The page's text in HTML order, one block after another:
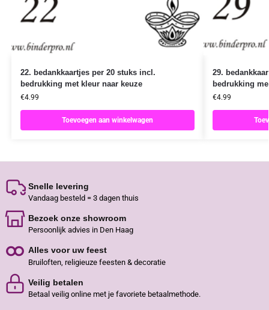
22. bedankkaartjes per 20 stuks incl.
bedrukking met kleur naar keuze
€4.99
Toevoegen aan winkelwagen
29.
bedrukking
€4.99
Snelle levering
Vandaag besteld = 3 dagen thuis
Bezoek onze showroom
Persoonlijk advies in Den Haag
Alles voor uw feest
Bruiloften, religieuze feesten & decoratie
Veilig betalen
Betaal veilig online met je favoriete betaalmethode.